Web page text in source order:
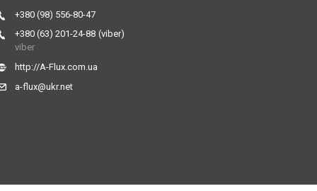
+380 (98) 556-80-47
+380 (63) 201-24-88 viber
viber
http://A-Flux.com.ua
a-flux@ukr.net